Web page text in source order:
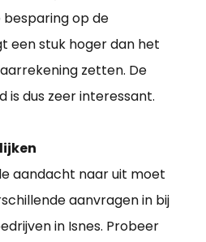
besparing op de
een stuk hoger dan het
zetten. De
is dus zeer interessant.
aandacht naar uit moet
aanvragen in bij
in Isnes. Probeer